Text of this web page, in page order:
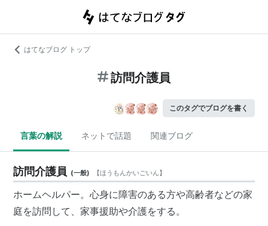
はてなブログ トップ
訪問介護員
このタグでブログを書く
言葉の解説 ネットで話題 関連ブログ
訪問介護員 (一般) 【ほうもんかいごいん】
ホームヘルパー。心身に障害のある方や高齢者などの家
庭を訪問して、家事援助や介護をする。